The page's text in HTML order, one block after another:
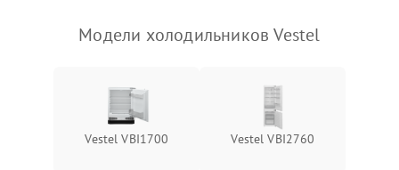
Модели холодильников Vestel
Vestel VBI1700 Vestel VBI2760